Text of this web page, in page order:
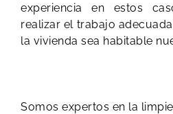
experiencia en estos
realizar el trabajo
la vivienda sea habitable
Somos expertos en la